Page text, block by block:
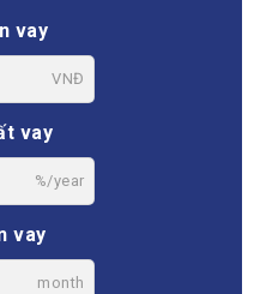
vay
VNĐ
vay
%/year
vay
month